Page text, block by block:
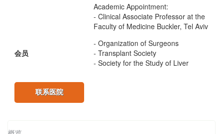
Academic Appointment:
- Clinical Associate Professor at the
Faculty of Medicine Buckler, Tel Aviv
会员
- Organization of Surgeons
- Transplant Society
- Society for the Study of Liver
联系医院